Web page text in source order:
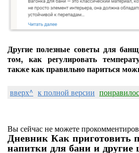
Другие полезные советы для
том, как регулировать
также как правильно париться
вверх^ к полной версии
Вы сейчас не можете
Дневник Как приготовить
напитки для бани и другие